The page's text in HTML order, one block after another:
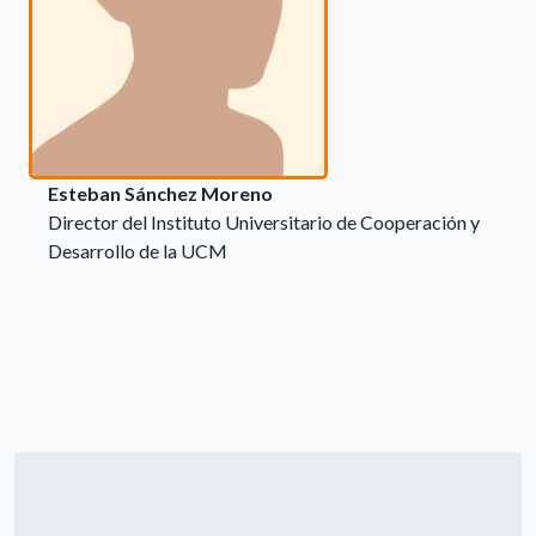
Esteban Sánchez Moreno
Director del Instituto Universitario de Cooperación y
Desarrollo de la UCM